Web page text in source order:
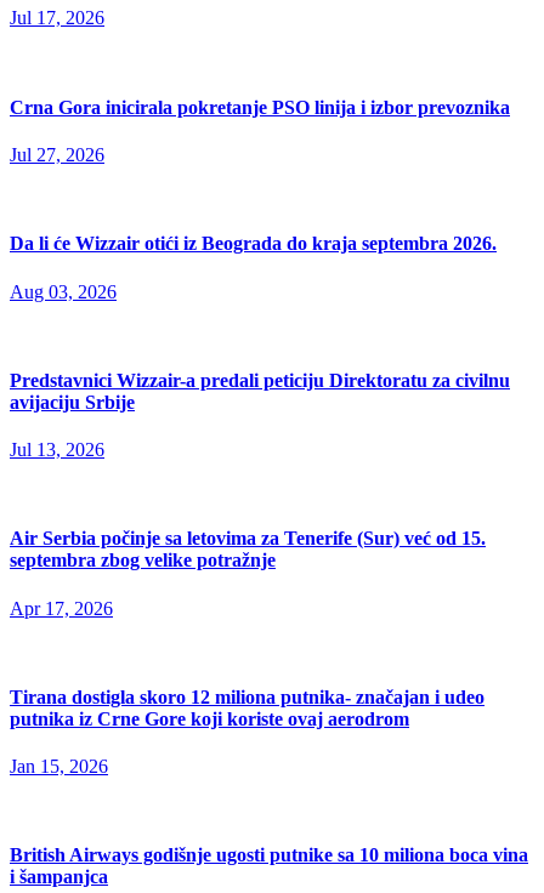
Jul 17, 2026
Crna Gora inicirala pokretanje PSO linija i izbor prevoznika
Jul 27, 2026
Da li će Wizzair otići iz Beograda do kraja septembra 2026.
Aug 03, 2026
Predstavnici Wizzair-a predali peticiju Direktoratu za civilnu
avijaciju Srbije
Jul 13, 2026
Air Serbia počinje sa letovima za Tenerife (Sur) već od 15.
septembra zbog velike potražnje
Apr 17, 2026
Tirana dostigla skoro 12 miliona putnika- značajan i udeo
putnika iz Crne Gore koji koriste ovaj aerodrom
Jan 15, 2026
British Airways godišnje ugosti putnike sa 10 miliona boca vina
i šampanjca